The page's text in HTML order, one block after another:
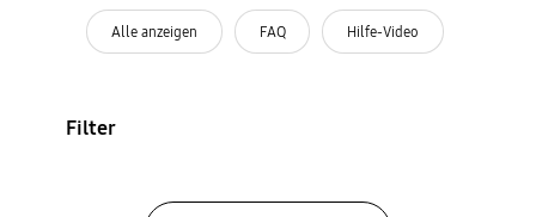
Alle anzeigen FAQ Hilfe-Video
Filter